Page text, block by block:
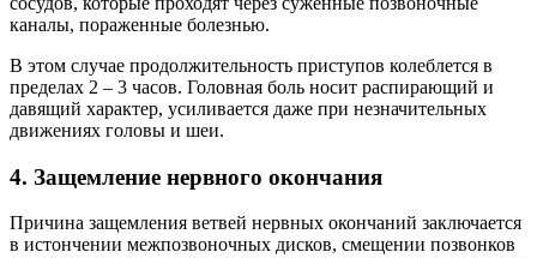
каналы, пораженные болезнью.
В этом случае продолжительность приступов колеблется в
пределах 2 – 3 часов. Головная боль носит распирающий и
давящий характер, усиливается даже при незначительных
движениях головы и шеи.
4. Защемление нервного окончания
Причина защемления ветвей нервных окончаний заключается
в истончении межпозвоночных дисков, смещении позвонков